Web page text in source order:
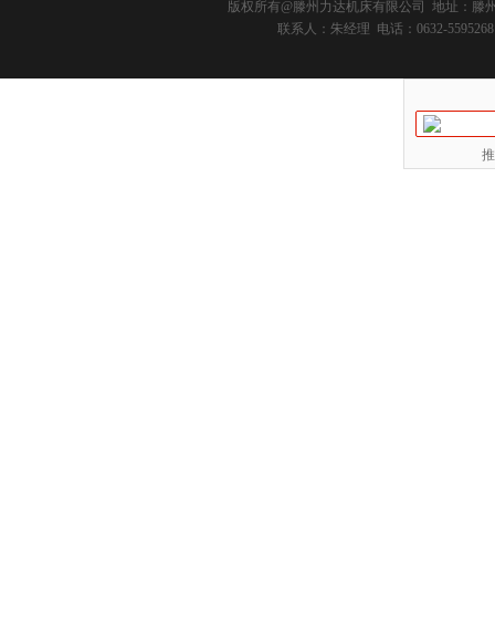
版权所有@滕州力达机床有限公司
地址：滕
联系人：朱经理 电话：0632-